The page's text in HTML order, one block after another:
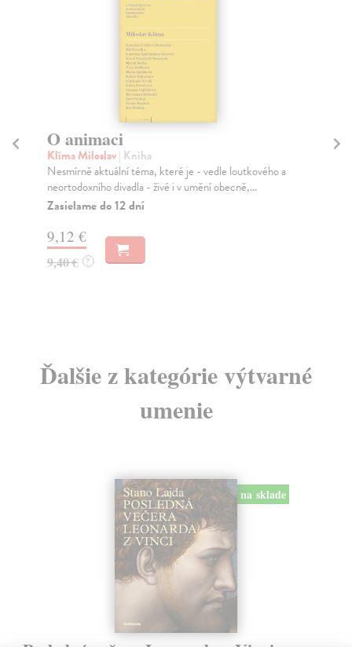
O animaci
Klíma Miloslav| Kniha
Nesmírně aktuální téma, které je - vedle loutkového a
neortodoxního divadla - živé i v umění obecně,...
Zasielame do 12 dní
9,12 €
9,40 € ?
Ďalšie z kategórie výtvarné
umenie
na sklade